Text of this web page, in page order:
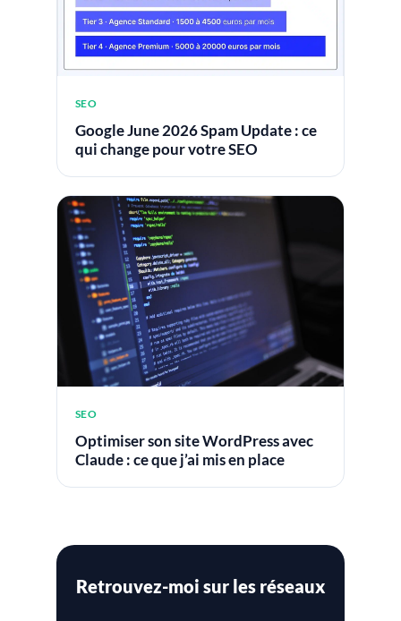
SEO
Google June 2026 Spam Update : ce
qui change pour votre SEO
SEO
Optimiser son site WordPress avec
Claude : ce que j’ai mis en place
Retrouvez-moi sur les réseaux